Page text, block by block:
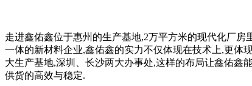
走进鑫佑鑫位于惠州的生产基地,2万平方米的现代化厂
一体的新材料企业,鑫佑鑫的实力不仅体现在技术上,更体
大生产基地,深圳、长沙两大办事处,这样的布局让鑫佑鑫
供货的高效与稳定.